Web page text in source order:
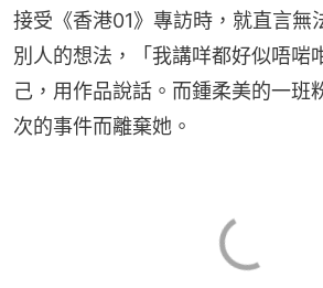
接受《香港01》專訪時，就直言無
別人的想法，「我講咩都好似唔啱
己，用作品說話。而鍾柔美的一班
次的事件而離棄她。